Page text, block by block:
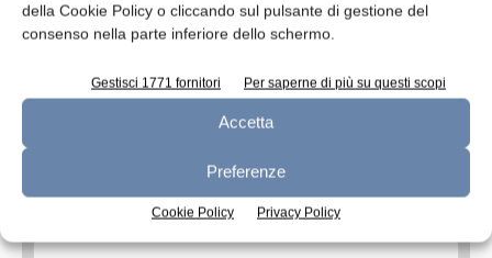
della Cookie Policy o cliccando sul pulsante di gestione del
consenso nella parte inferiore dello schermo.
Gestisci 1771 fornitori Per saperne di più su questi scopi
Accetta
Preferenze
Cookie Policy Privacy Policy
Messaggio